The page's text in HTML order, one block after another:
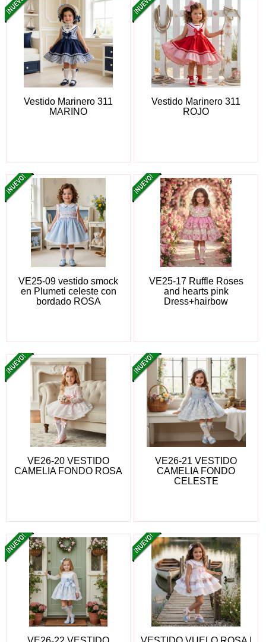
Vestido Marinero 311
MARINO
Vestido Marinero 311
ROJO
VE25-09 vestido smock
en Plumeti celeste con
bordado ROSA
VE25-17 Ruffle Roses
and hearts pink
Dress+hairbow
VE26-20 VESTIDO
CAMELIA FONDO ROSA
VE26-21 VESTIDO
CAMELIA FONDO
CELESTE